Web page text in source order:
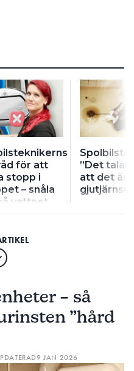
för att
stopp i
– snåla
vattnet
”Det talar
att det är
– så
”hård
9 JAN 2026